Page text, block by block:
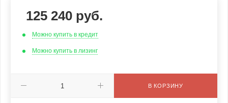
125 240 руб.
Можно купить в кредит
Можно купить в лизинг
В КОРЗИНУ